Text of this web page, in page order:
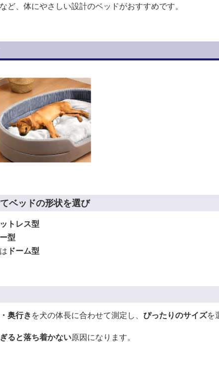
ど、体にやさしい設計のベッドがおすすめです。
ベッドの形状を選び
トレス型
型
ドーム型
奥行きを犬の体長に合わせて測定し、 ぴったりのサイズを
ると落ち着かない原因になります。